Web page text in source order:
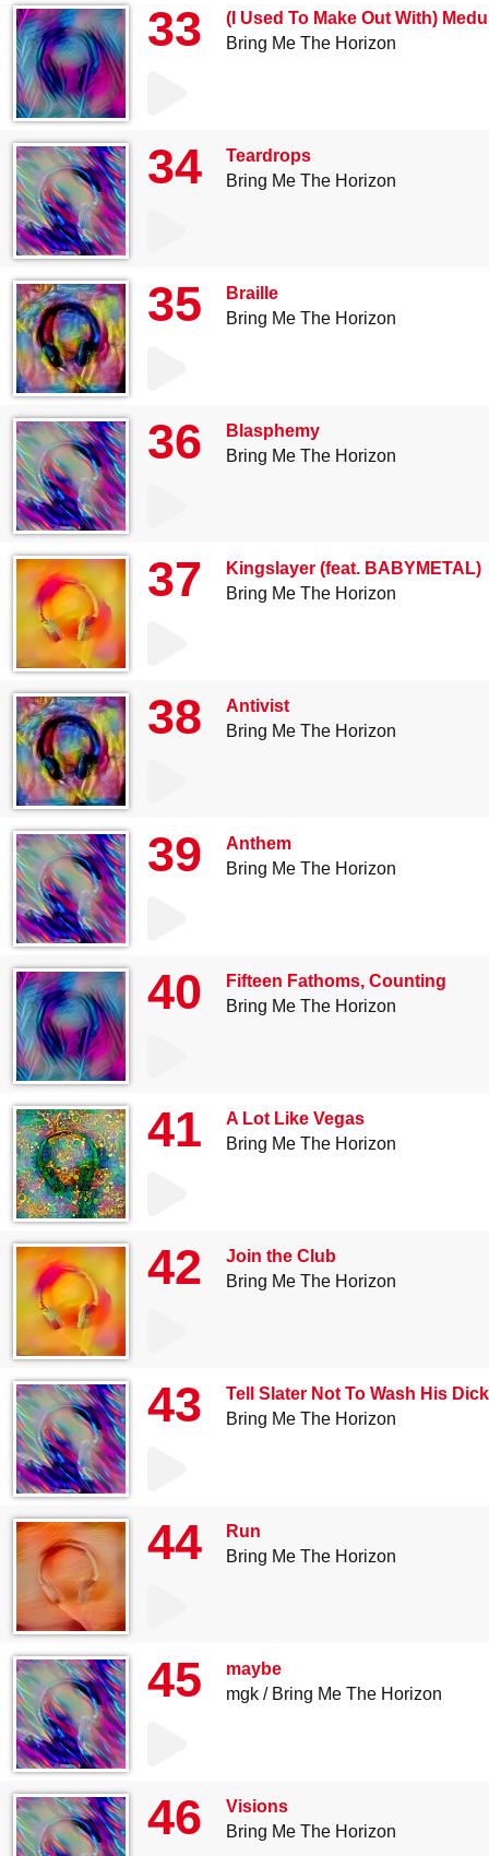
33
(I Used To Make Out With)
Bring Me The Horizon
34
Teardrops
Bring Me The Horizon
35
Braille
Bring Me The Horizon
36
Blasphemy
Bring Me The Horizon
37
Kingslayer (feat. BABYMETAL)
Bring Me The Horizon
38
Antivist
Bring Me The Horizon
39
Anthem
Bring Me The Horizon
40
Fifteen Fathoms, Counting
Bring Me The Horizon
41
A Lot Like Vegas
Bring Me The Horizon
42
Join the Club
Bring Me The Horizon
43
Tell Slater Not To Wash His Dick
Bring Me The Horizon
44
Run
Bring Me The Horizon
45
maybe
mgk
Bring Me The Horizon
46
Visions
Bring Me The Horizon